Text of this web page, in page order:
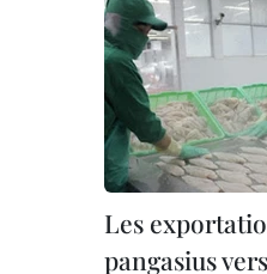
Les
pangasius